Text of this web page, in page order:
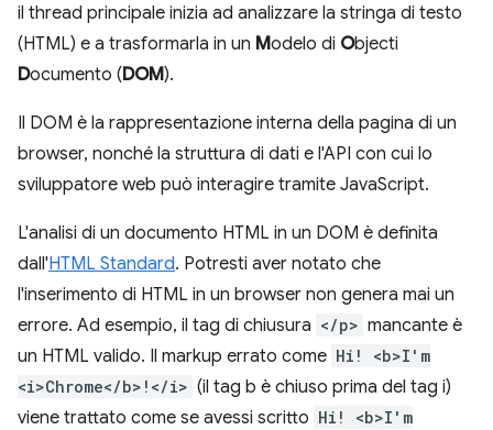
il thread principale inizia ad analizzare la stringa di testo
(HTML) e a trasformarla in un Modelo di Objecti
Documento (DOM).
Il DOM è la rappresentazione interna della pagina di un
browser, nonché la struttura di dati e l'API con cui lo
sviluppatore web può interagire tramite JavaScript.
L'analisi di un documento HTML in un DOM è definita
dall'HTML Standard. Potresti aver notato che
l'inserimento di HTML in un browser non genera mai un
errore. Ad esempio, il tag di chiusura </p> mancante è
un HTML valido. Il markup errato come Hi! <b>I'm
<i>Chrome</b>!</i> (il tag b è chiuso prima del tag i)
viene trattato come se avessi scritto Hi! <b>I'm